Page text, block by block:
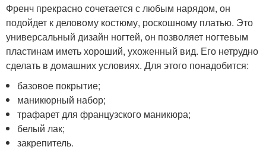
Френч прекрасно сочетается с любым нарядом, он
подойдет к деловому костюму, роскошному платью. Это
универсальный дизайн ногтей, он позволяет ногтевым
пластинам иметь хороший, ухоженный вид. Его нетрудно
сделать в домашних условиях. Для этого понадобится:
базовое покрытие;
маникюрный набор;
трафарет для французского маникюра;
белый лак;
закрепитель.